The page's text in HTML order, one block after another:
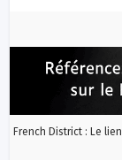
French District : Le